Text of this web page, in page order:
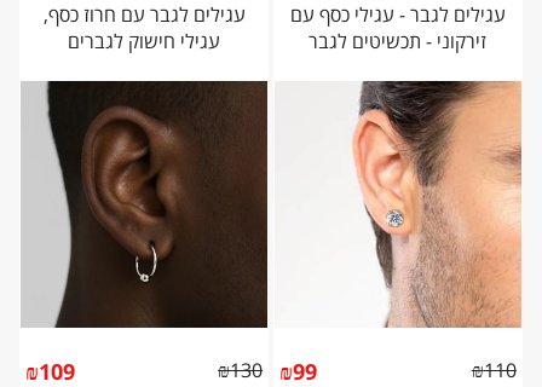
עגילים לגבר - עגילי כסף עם
זירקוני - תכשיטים לגבר
₪110
₪99
עגילים לגבר עם חרוז כסף,
עגילי חישוק לגברים
₪130
₪109